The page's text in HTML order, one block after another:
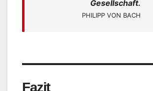
Gesellschaft.
PHILIPP VON BACH
Fazit